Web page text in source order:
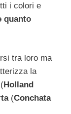
i colori e
quanto
tra loro ma
la
(Holland
(Conchata